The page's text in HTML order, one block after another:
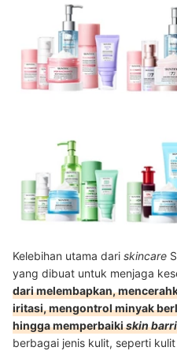
Kelebihan utama dari skincare
yang dibuat untuk menjaga
dari melembapkan,
iritasi, mengontrol minyak
hingga memperbaikiskin
berbagai jenis kulit, seperti